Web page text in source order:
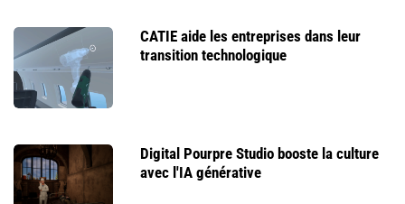
CATIE aide les entreprises dans leur
transition technologique
Digital Pourpre Studio booste la culture
avec l'IA générative